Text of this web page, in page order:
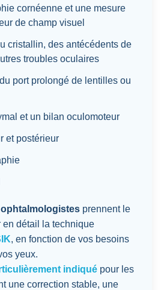
cornéenne et une mesure
de champ visuel
cristallin, des antécédents de
troubles oculaires
port prolongé de lentilles ou
et un bilan oculomoteur
et postérieur
prennent le
en détail la technique
, en fonction de vos besoins
yeux.
indiqué pour les
une correction stable, une